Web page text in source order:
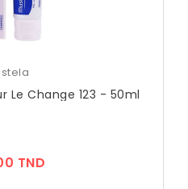
Le Change 123 - 50ml
TND